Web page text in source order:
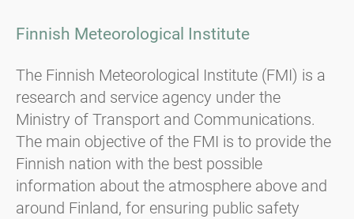
Finnish Meteorological Institute
The Finnish Meteorological Institute (FMI) is a
research and service agency under the
Ministry of Transport and Communications.
The main objective of the FMI is to provide the
Finnish nation with the best possible
information about the atmosphere above and
around Finland, for ensuring public safety